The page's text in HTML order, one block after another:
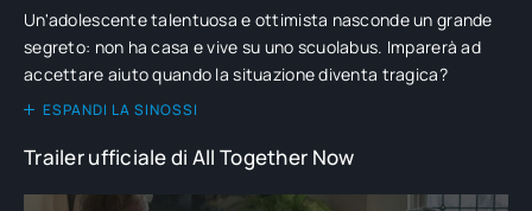
Un'adolescente talentuosa e ottimista nasconde un grande
segreto: non ha casa e vive su uno scuolabus. Imparerà ad
accettare aiuto quando la situazione diventa tragica?
ESPANDI LA SINOSSI
Trailer ufficiale di All Together Now